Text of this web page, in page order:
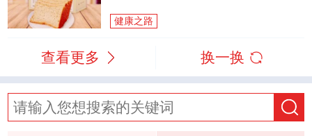
健康之路
查看更多 换一换